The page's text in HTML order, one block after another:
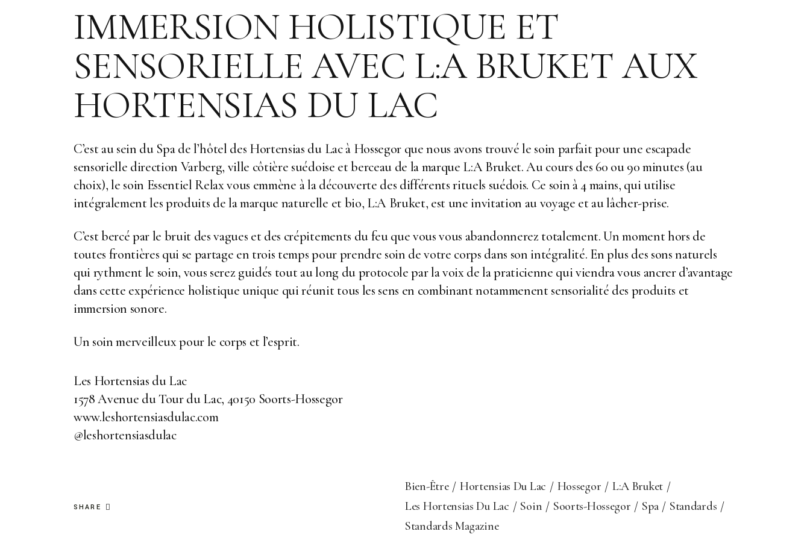
IMMERSION HOLISTIQUE ET
SENSORIELLE AVEC L:A BRUKET AUX
HORTENSIAS DU LAC
C’est au sein du Spa de l’hôtel des Hortensias du Lac à Hossegor que nous avons trouvé le soin parfait pour une escapade
sensorielle direction Varberg, ville côtière suédoise et berceau de la marque L:A Bruket. Au cours des 60 ou 90 minutes (au
choix), le soin Essentiel Relaxvous emmène à la découverte des différents rituels suédois. Ce soin à 4 mains, qui utilise
intégralement les produits de la marque naturelle et bio, L:A Bruket, est une invitation au voyage et au lâcher-prise.
C’est bercé par le bruit des vagues et des crépitements du feu que vous vous abandonnerez totalement. Un moment hors de
toutes frontières qui se partage en trois temps pour prendre soin de votre corps dans son intégralité. En plus des sons naturels
qui rythment le soin, vous serez guidés tout au long du protocole par la voix de la praticienne qui viendra vous ancrer d’avantage
dans cette expérience holistique unique qui réunit tous les sens en combinant notammenent sensorialité des produits et
immersion sonore.
Un soin merveilleux pour le corps et l’esprit.
Les Hortensias du Lac
1578 Avenue du Tour du Lac, 40150 Soorts-Hossegor
www.leshortensiasdulac.com
@leshortensiasdulac
SHARE
Bien-Être Hortensias Du Lac Hossegor
L:A Bruket
Les Hortensias Du Lac
Soin Soorts-Hossegor Spa
Standards
Standards Magazine